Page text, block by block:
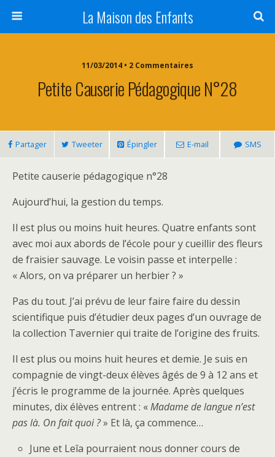
La Maison des Enfants
11/03/2014 • 2 Commentaires
Petite Causerie Pédagogique N°28
Partager Tweeter Épingler E-mail SMS
Petite causerie pédagogique n°28
Aujourd’hui, la gestion du temps.
Il est plus ou moins huit heures. Quatre enfants sont
avec moi aux abords de l’école pour y cueillir des fleurs
de fraisier sauvage. Le voisin passe et interpelle :
« Alors, on va préparer un herbier ? »
Pas du tout. J’ai prévu de leur faire faire du dessin
scientifique puis d’étudier deux pages d’un ouvrage de
la collection Tavernier qui traite de l’origine des fruits.
Il est plus ou moins huit heures et demie. Je suis en
compagnie de vingt-deux élèves âgés de 9 à 12 ans et
j’écris le programme de la journée. Après quelques
minutes, dix élèves entrent : «Madame de langue n’est
pas là. On fait quoi ?» Et là, ça commence…
June et Leîa pourraient nous donner cours de